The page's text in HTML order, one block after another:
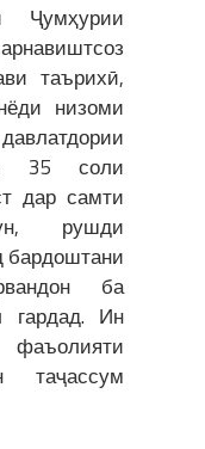
Ҷумҳурии
таърихӣ,
низоми
35 соли
дар самти
рушди
бардоштани
ба
гардад. Ин
таҷассум